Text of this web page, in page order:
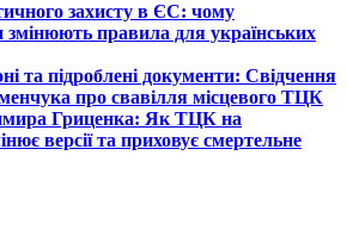
захисту в ЄС: чому
правила для українських
та підроблені документи: Свідчення
про свавілля місцевого ТЦК
Гриценка: Як ТЦК на
версії та приховує смертельне